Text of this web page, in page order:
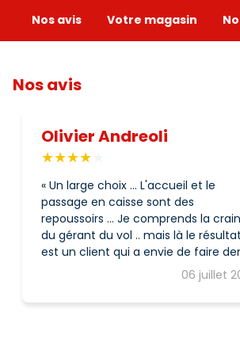
Nos avis Votre magasin
Nos avis
Olivier Andreoli
06 juillet
Un large choix ... L'accueil et le
passage en caisse sont des
repoussoirs ... Je comprends la
du gérant du vol .. mais là le résultat
est un client qui a envie de faire
tour ... (y compris au passage en
caisse avec les bras chargés et
l'impossibilité de poser ses achats